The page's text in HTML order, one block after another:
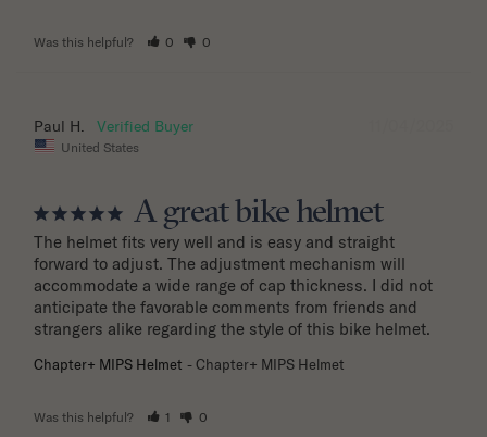
Was this helpful? 0 0
Paul H.
United States
A great bike helmet
The helmet fits very well and is easy and straight
forward to adjust. The adjustment mechanism will
accommodate a wide range of cap thickness. I did not
anticipate the favorable comments from friends and
strangers alike regarding the style of this bike helmet.
Chapter+ MIPS Helmet Chapter+ MIPS Helmet
Was this helpful? 1 0